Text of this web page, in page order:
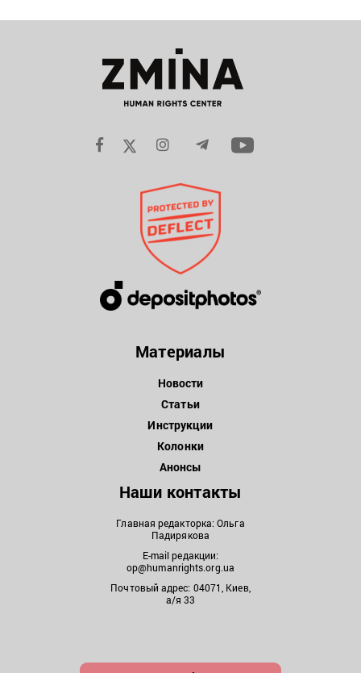
Материалы
Новости
Статьи
Инструкции
Колонки
Анонсы
Наши контакты
Главная редакторка: Ольга
Падирякова
E-mail редакции:
op@humanrights.org.ua
Почтовый адрес: 04071, Киев,
а/я 33